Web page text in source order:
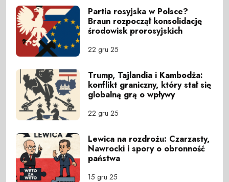
Partia rosyjska w Polsce?
Braun rozpoczął konsolidację
środowisk prorosyjskich
22 gru 25
Trump, Tajlandia i Kambodża:
konflikt graniczny, który stał się
globalną grą o wpływy
22 gru 25
Lewica na rozdrożu: Czarzasty,
Nawrocki i spory o obronność
państwa
15 gru 25